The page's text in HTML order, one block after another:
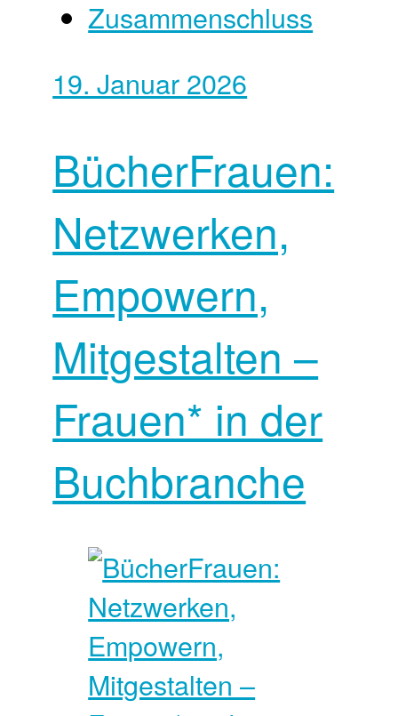
Zusammenschluss
19. Januar 2026
BücherFrauen:
Netzwerken,
Empowern,
Mitgestalten –
Frauen* in der
Buchbranche